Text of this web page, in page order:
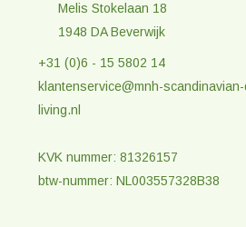
Melis Stokelaan 18
1948 DA Beverwijk
+31 (0)6 - 15 5802 14
klantenservice@mnh-
living.nl
KVK nummer: 81326157
btw-nummer: NL003557328B38